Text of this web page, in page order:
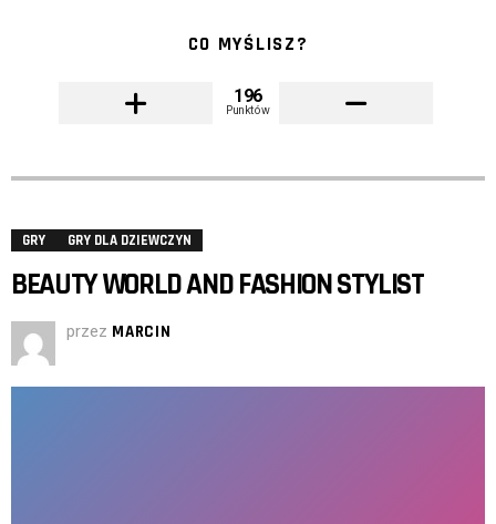
CO MYŚLISZ?
196
Punktów
GRY GRY DLA DZIEWCZYN
BEAUTY WORLD AND FASHION STYLIST
przez MARCIN